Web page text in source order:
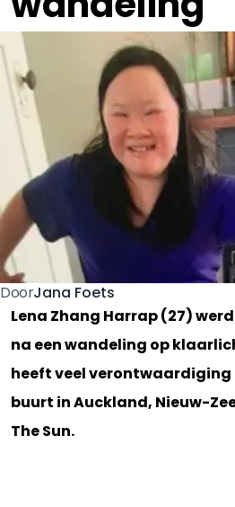
DoorJana Foets
Lena Zhang Harrap (27)
na een wandeling op
heeft veel
buurt in Auckland, Nieuw-
The Sun.